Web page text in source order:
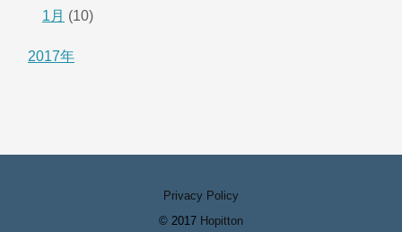
1月 (10)
2017年
Privacy Policy
© 2017 Hopitton